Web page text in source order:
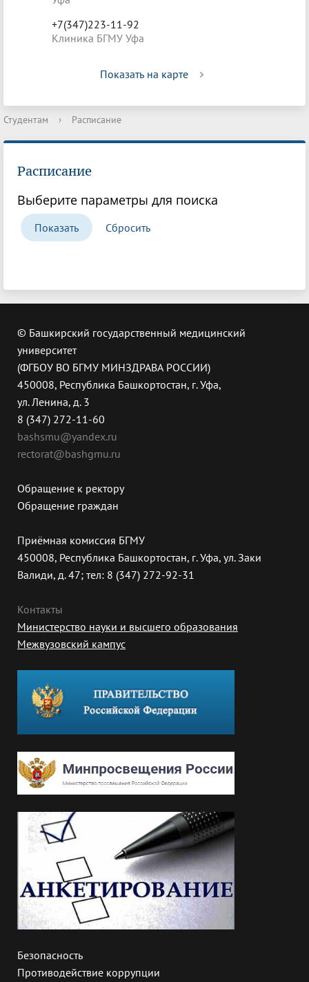
+7(347)223-11-92
Клиника БГМУ Уфа
Показать на карте
Студентам › Расписание
Расписание
Выберите параметры для поиска
© Башкирский государственный медицинский
университет
(ФГБОУ ВО БГМУ МИНЗДРАВА РОССИИ)
450008, Республика Башкортостан, г. Уфа,
ул. Ленина, д. 3
8 (347) 272-11-60
bashsmu@yandex.ru
rectorat@bashgmu.ru
Обращение к ректору
Обращение граждан
Приёмная комиссия БГМУ
450008, Республика Башкортостан, г. Уфа, ул. Заки
Валиди, д. 47; тел: 8 (347) 272-92-31
Контакты
Министерство науки и высшего образования
Межвузовский кампус
Безопасность
Противодействие коррупции